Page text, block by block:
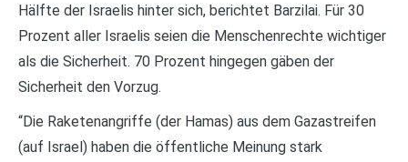
Hälfte der Israelis hinter sich, berichtet Barzilai. Für 30
Prozent aller Israelis seien die Menschenrechte wichtiger
als die Sicherheit. 70 Prozent hingegen gäben der
Sicherheit den Vorzug.
“Die Raketenangriffe (der Hamas) aus dem Gazastreifen
(auf Israel) haben die öffentliche Meinung stark